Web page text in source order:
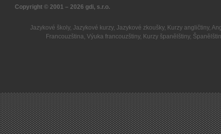
Copyright © 2001 – 2026 gdi, s.r.o.
Jazykové školy, Jazykové kurzy, Jazykové zkoušky, Kurzy angličtiny,
Francouzština,Výuka francouzštiny, Kurzy španělštiny,